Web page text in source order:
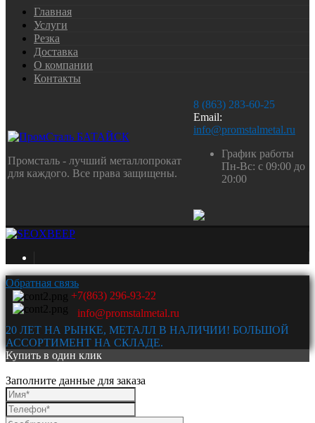
Главная
Услуги
Резка
Доставка
О компании
Контакты
Промсталь - лучший металлопрокат
для каждого. Все права защищены.
8 (863) 283-60-25
Email:
info@promstalmetal.ru
График работы
Пн-Вс: с 09:00 до
20:00
Обратная связь
+7(863) 296-93-22
info@promstalmetal.ru
20 ЛЕТ НА РЫНКЕ, МЕТАЛЛ В НАЛИЧИИ! БОЛЬШОЙ
АССОРТИМЕНТ НА СКЛАДЕ.
Купить в один клик
Заполните данные для заказа